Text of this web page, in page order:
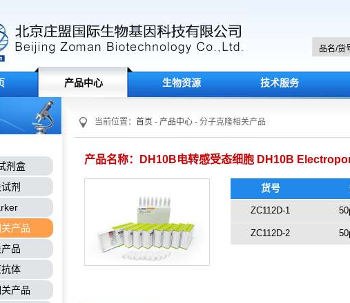
产品中心 生物资源 技术服务
剂盒
剂
产品
品
体
产品
当前位置： 首页 - 产品中心 - 分子克隆相关产品
产品名称：DH10B电转感受态细胞 DH10B
货号
ZC112D-1
ZC112D-2